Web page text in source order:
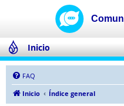
Inicio
FAQ
Inicio
Índice general